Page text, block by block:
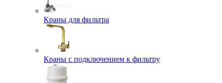
Краны для фильтра
Краны с подключением к фильтру